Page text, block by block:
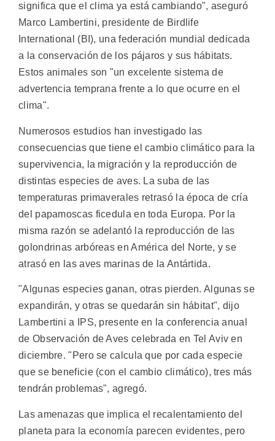
significa que el clima ya está cambiando", aseguró
Marco Lambertini, presidente de Birdlife
International (BI), una federación mundial dedicada
a la conservación de los pájaros y sus hábitats.
Estos animales son "un excelente sistema de
advertencia temprana frente a lo que ocurre en el
clima".
Numerosos estudios han investigado las
consecuencias que tiene el cambio climático para la
supervivencia, la migración y la reproducción de
distintas especies de aves. La suba de las
temperaturas primaverales retrasó la época de cría
del papamoscas ficedula en toda Europa. Por la
misma razón se adelantó la reproducción de las
golondrinas arbóreas en América del Norte, y se
atrasó en las aves marinas de la Antártida.
"Algunas especies ganan, otras pierden. Algunas se
expandirán, y otras se quedarán sin hábitat", dijo
Lambertini a IPS, presente en la conferencia anual
de Observación de Aves celebrada en Tel Aviv en
diciembre. "Pero se calcula que por cada especie
que se beneficie (con el cambio climático), tres más
tendrán problemas", agregó.
Las amenazas que implica el recalentamiento del
planeta para la economía parecen evidentes, pero